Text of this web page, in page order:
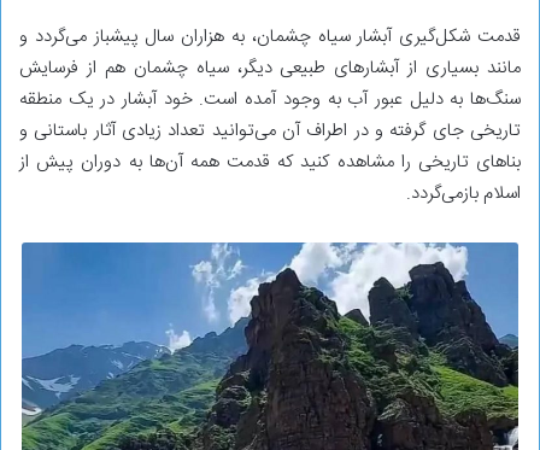
قدمت شکل‌گیری آبشار سیاه چشمان، به هزاران سال پیشباز می‌گردد و
مانند بسیاری از آبشارهای طبیعی دیگر، سیاه چشمان هم از فرسایش
سنگ‌ها به دلیل عبور آب به وجود آمده است. خود آبشار در یک منطقه
تاریخی جای گرفته و در اطراف آن می‌توانید تعداد زیادی آثار باستانی و
بناهای تاریخی را مشاهده کنید که قدمت همه آن‌ها به دوران پیش از
اسلام بازمی‌گردد.